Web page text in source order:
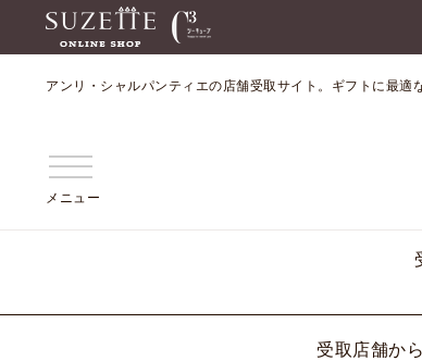
アンリ・シャルパンティエの店舗受取サイト。ギフトに最適
メニュー
受取店舗か